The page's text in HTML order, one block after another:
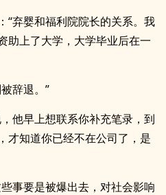
“弃婴和福利院院长的关系。我
助上了大学，大学毕业后在一
辞退。”
他早上想联系你补充笔录，到
才知道你已经不在公司了，是
事要是被爆出去，对社会影响